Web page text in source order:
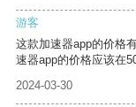
游客
这款加速器app的价格
速器app的价格应该在
2024-03-30